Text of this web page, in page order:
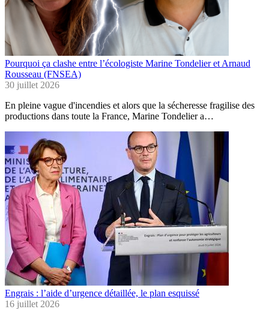
Pourquoi ça clashe entre l’écologiste Marine Tondelier et Arnaud
Rousseau (FNSEA)
30 juillet 2026
En pleine vague d'incendies et alors que la sécheresse fragilise des
productions dans toute la France, Marine Tondelier a…
Engrais : l’aide d’urgence détaillée, le plan esquissé
16 juillet 2026